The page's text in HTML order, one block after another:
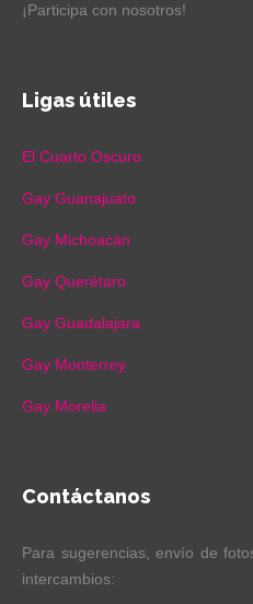
¡Participa con nosotros!
Ligas útiles
El Cuarto Oscuro
Gay Guanajuato
Gay Michoacán
Gay Querétaro
Gay Guadalajara
Gay Monterrey
Gay Morelia
Contáctanos
Para sugerencias, envío de
intercambios: